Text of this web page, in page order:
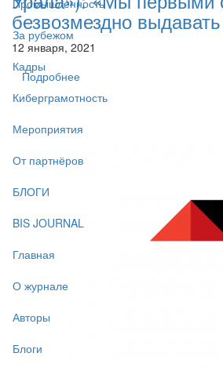
Промышленность
За рубежом
Кадры
Киберграмотность
Мероприятия
От партнёров
БЛОГИ
BIS JOURNAL
Главная
О журнале
Авторы
Блоги
безвозмездно
12 января, 2021
Подробнее